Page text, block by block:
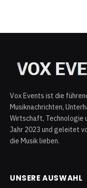
Vox Events ist die
Musiknachrichten,
Wirtschaft, Technologie
Jahr 2023 und geleitet
die Musik lieben.
UNSERE AUSWAHL